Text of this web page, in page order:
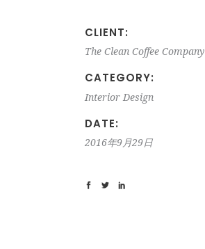
CLIENT:
The Clean Coffee Company
CATEGORY:
Interior Design
DATE:
2016年9月29日